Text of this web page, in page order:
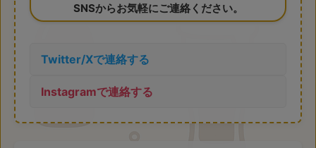
SNSからお気軽にご連絡ください。
Twitter/Xで連絡する
Instagramで連絡する